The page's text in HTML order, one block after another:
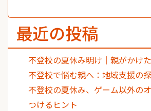
最近の投稿
不登校の夏休み明け｜親がかけ
不登校で悩む親へ：地域支援の
不登校の夏休み、ゲーム以外の
つけるヒント